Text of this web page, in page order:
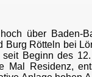
über Baden-
Burg Rötteln bei
Beginn des
Mal Residenz,